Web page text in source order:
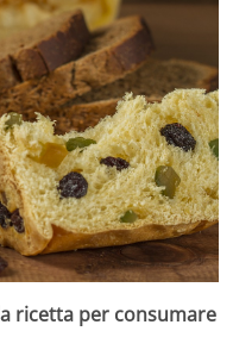
ricetta per consumare